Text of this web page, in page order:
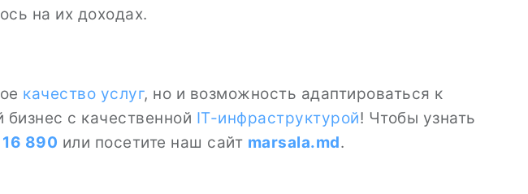
на их доходах.
качество услуг, но и возможность адаптироваться к
с качественной IT-инфраструктурой! Чтобы узнать
890 или посетите наш сайт marsala.md.